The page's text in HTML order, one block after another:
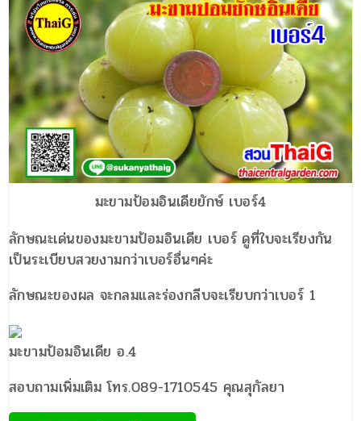
มะขามป้อมอินเดียยักษ์ เบอร์4
ลักษณะเด่นของมะขามป้อมอินเดีย เบอร์ ดูที่ใบจะเรียงกัน
เป็นระเบียบสวยงามกว่าเบอร์อื่นๆค่ะ
ลักษณะของผล จะกลมและร่องกลีบจะเรียบกว่าเบอร์ 1
มะขามป้อมอินเดีย อ.4
สอบถามเพิ่มเติม โทร.089-1710545 คุณสุกัลยา